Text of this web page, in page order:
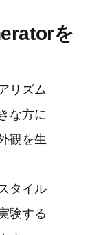
を
リズム
な方に
観を生
タイル
験する